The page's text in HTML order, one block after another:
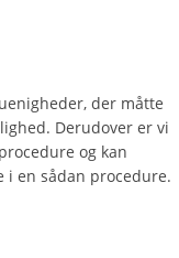
der måtte
Derudover er vi
og kan
en sådan procedure.